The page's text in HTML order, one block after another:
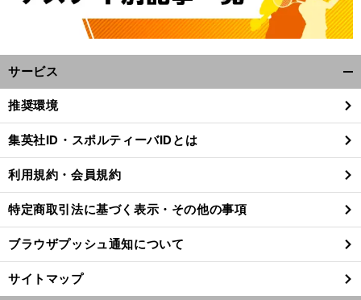
サービス
閉
る
推奨環境
集英社ID・スポルティーバIDとは
利用規約・会員規約
特定商取引法に基づく表示・その他の事項
ブラウザプッシュ通知について
サイトマップ